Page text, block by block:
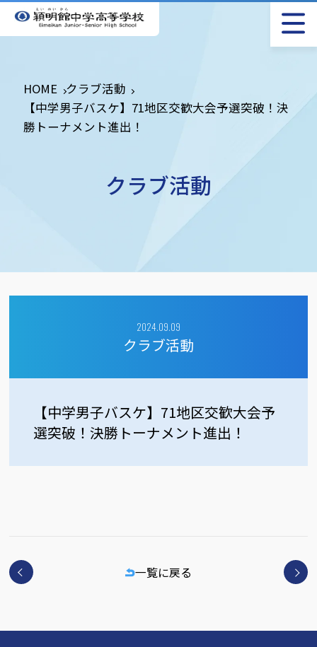
HOME クラブ活動
【中学男子バスケ】71地区交歓大会予選突破！決
勝トーナメント進出！
クラブ活動
2024.09.09
クラブ活動
【中学男子バスケ】71地区交歓大会予
選突破！決勝トーナメント進出！
一覧に戻る